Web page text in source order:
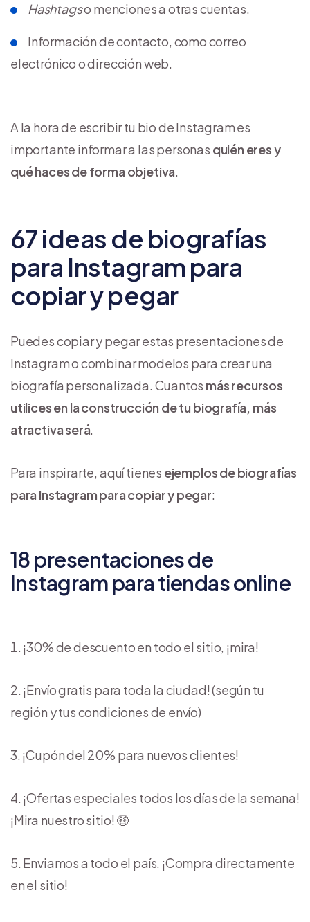
Hashtagso menciones a otras cuentas.
Información de contacto, como correo
electrónico o dirección web.
A la hora de escribir tu bio de Instagram es
importante informar a las personas quién eres y
qué haces de forma objetiva.
67 ideas de biografías
para Instagram para
copiar y pegar
Puedes copiar y pegar estas presentaciones de
Instagram o combinar modelos para crear una
biografía personalizada. Cuantos más recursos
utilices en la construcción de tu biografía, más
atractiva será.
Para inspirarte, aquí tienes ejemplos de biografías
para Instagram para copiar y pegar:
18 presentaciones de
Instagram para tiendas online
¡30% de descuento en todo el sitio, ¡mira!
¡Envío gratis para toda la ciudad! (según tu
región y tus condiciones de envío)
¡Cupón del 20% para nuevos clientes!
¡Ofertas especiales todos los días de la semana!
¡Mira nuestro sitio! 🤑
Enviamos a todo el país. ¡Compra directamente
en el sitio!